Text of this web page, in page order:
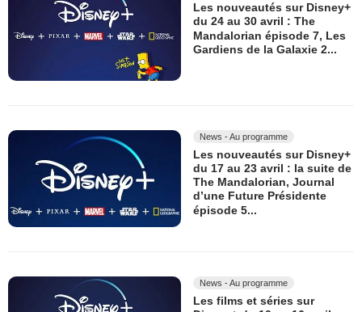
Les nouveautés sur Disney+
du 24 au 30 avril : The
Mandalorian épisode 7, Les
Gardiens de la Galaxie 2...
News - Au programme
Les nouveautés sur Disney+
du 17 au 23 avril : la suite de
The Mandalorian, Journal
d’une Future Présidente
épisode 5...
News - Au programme
Les films et séries sur